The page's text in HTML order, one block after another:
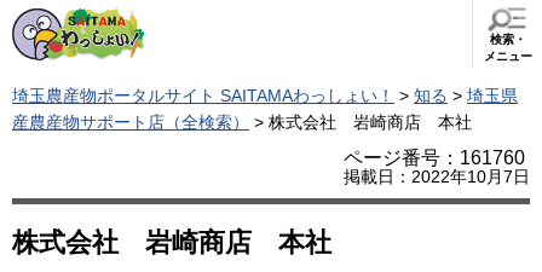
検索・
メニュー
埼玉農産物ポータルサイト SAITAMAわっしょい！ > 知る > 埼玉県
産農産物サポート店（全検索）
> 株式会社 岩崎商店 本社
ページ番号：161760
掲載日：2022年10月7日
株式会社 岩崎商店 本社